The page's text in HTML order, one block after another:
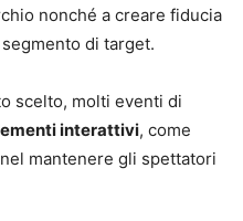
nonché a creare fiducia
di target.
scelto, molti eventi di
interattivi, come
mantenere gli spettatori